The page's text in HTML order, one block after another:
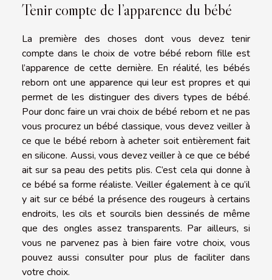
Tenir compte de l’apparence du bébé
La première des choses dont vous devez tenir
compte dans le choix de votre bébé reborn fille est
l’apparence de cette dernière. En réalité, les bébés
reborn ont une apparence qui leur est propres et qui
permet de les distinguer des divers types de bébé.
Pour donc faire un vrai choix de bébé reborn et ne pas
vous procurez un bébé classique, vous devez veiller à
ce que le bébé reborn à acheter soit entièrement fait
en silicone. Aussi, vous devez veiller à ce que ce bébé
ait sur sa peau des petits plis. C’est cela qui donne à
ce bébé sa forme réaliste. Veiller également à ce qu’il
y ait sur ce bébé la présence des rougeurs à certains
endroits, les cils et sourcils bien dessinés de même
que des ongles assez transparents. Par ailleurs, si
vous ne parvenez pas à bien faire votre choix, vous
pouvez aussi consulter pour plus de faciliter dans
votre choix.